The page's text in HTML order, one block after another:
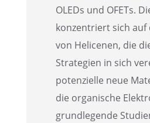
OLEDs und OFETs.
konzen­triert sich auf
von Helice­nen, die
Strate­gien in sich
poten­zi­elle neue
die organi­sche
grund­le­gende